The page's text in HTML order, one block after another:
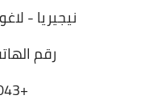
نيجيريا -
رقم
+2348097022043